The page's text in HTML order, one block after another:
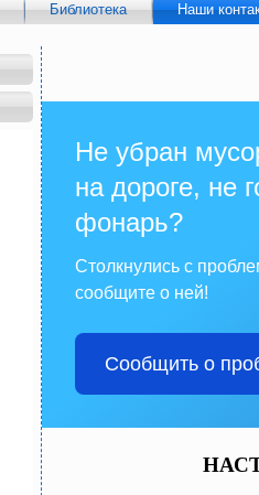
Библиотека Наши
Не убран
на дороге, не
фонарь?
Столкнулись с
сообщите о ней!
Сообщить о